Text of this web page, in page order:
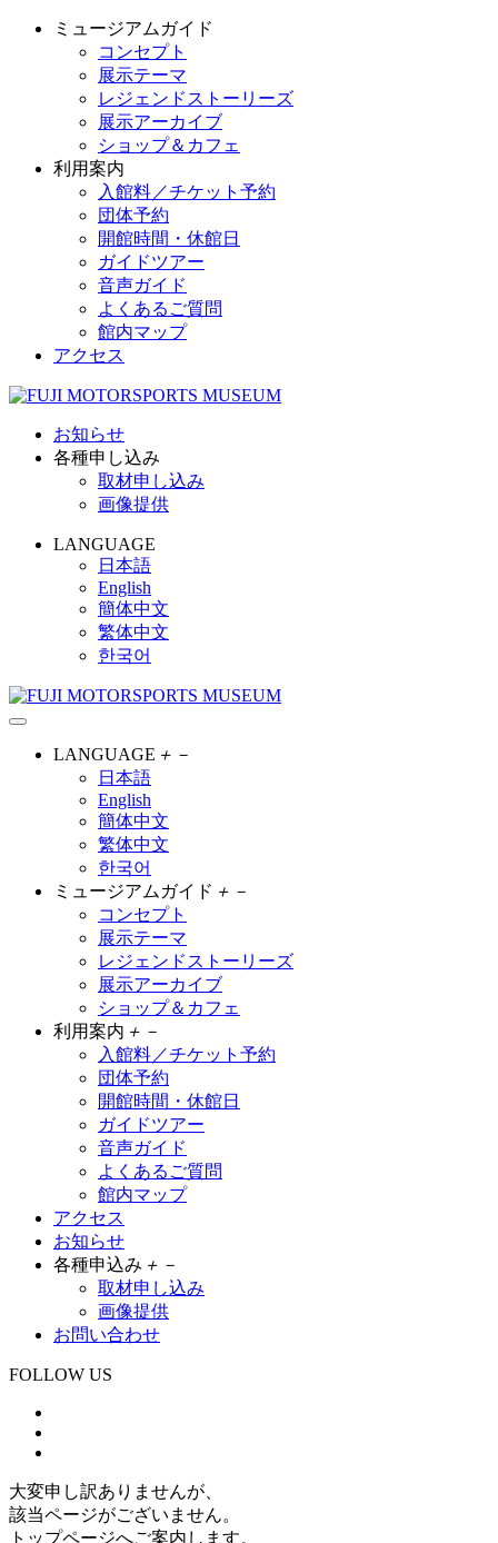
ミュージアムガイド
コンセプト
展示テーマ
レジェンドストーリーズ
展示アーカイブ
ショップ＆カフェ
利用案内
入館料／チケット予約
団体予約
開館時間・休館日
ガイドツアー
音声ガイド
よくあるご質問
館内マップ
アクセス
お知らせ
各種申し込み
取材申し込み
画像提供
LANGUAGE
日本語
English
簡体中文
繁体中文
한국어
LANGUAGE ＋ －
日本語
English
簡体中文
繁体中文
한국어
ミュージアムガイド ＋ －
コンセプト
展示テーマ
レジェンドストーリーズ
展示アーカイブ
ショップ＆カフェ
利用案内 ＋ －
入館料／チケット予約
団体予約
開館時間・休館日
ガイドツアー
音声ガイド
よくあるご質問
館内マップ
アクセス
お知らせ
各種申込み ＋ －
取材申し込み
画像提供
お問い合わせ
FOLLOW US
大変申し訳ありませんが、
該当ページがございません。
トップページへご案内します。